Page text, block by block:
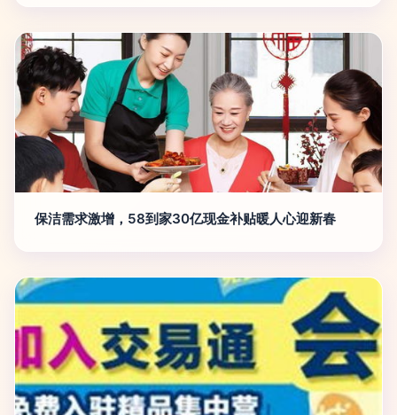
保洁需求激增，58到家30亿现金补贴暖人心迎新春